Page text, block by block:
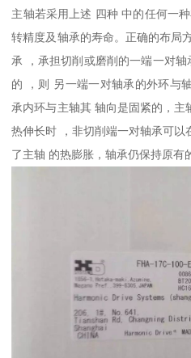
主轴若采用上述 四种 中的任何一
转精度及轴承的寿命。正确的布局
承 ，承担切削或磨削的一端一对
的 ，则 另一端一对轴承的外环与
承内环与主轴其 轴向是固紧的，
热伸长时 ，非切削端一对轴承可
了主轴 的热膨胀，轴承仍保持原有